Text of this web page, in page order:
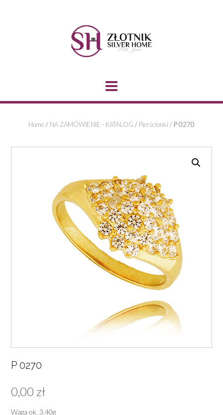
Home/ NA ZAMÓWIENIE - KATALOG / Pierścionki / P 0270
P 0270
0,00 zł
Waga ok. 3,40g